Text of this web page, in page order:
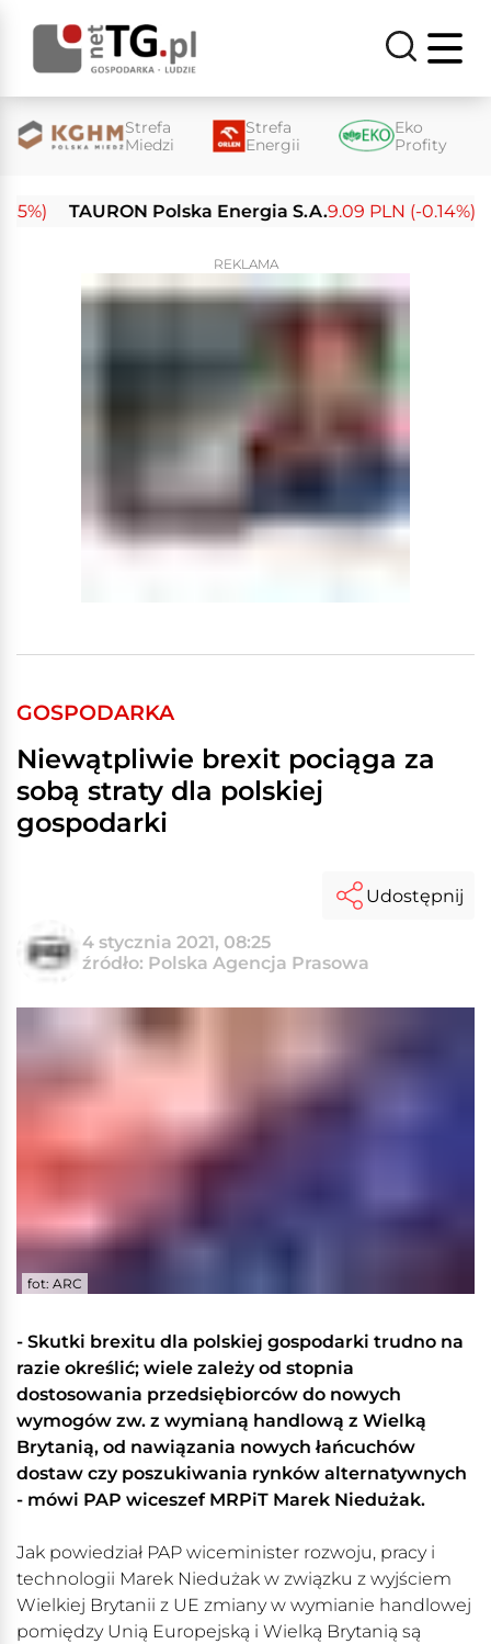
Strefa
Miedzi
Strefa
Energii
Eko
Profity
TAURON Polska Energia S.A. 9.09 PLN (-0.14%)
REKLAMA
GOSPODARKA
Niewątpliwie brexit pociąga za
sobą straty dla polskiej
gospodarki
4 stycznia 2021, 08:25
źródło: Polska Agencja Prasowa
Udostępnij
fot: ARC
- Skutki brexitu dla polskiej gospodarki trudno na
razie określić; wiele zależy od stopnia
dostosowania przedsiębiorców do nowych
wymogów zw. z wymianą handlową z Wielką
Brytanią, od nawiązania nowych łańcuchów
dostaw czy poszukiwania rynków alternatywnych
- mówi PAP wiceszef MRPiT Marek Niedużak.
Jak powiedział PAP wiceminister rozwoju, pracy i
technologii Marek Niedużak w związku z wyjściem
Wielkiej Brytanii z UE zmiany w wymianie handlowej
pomiędzy Unią Europejską i Wielką Brytanią są